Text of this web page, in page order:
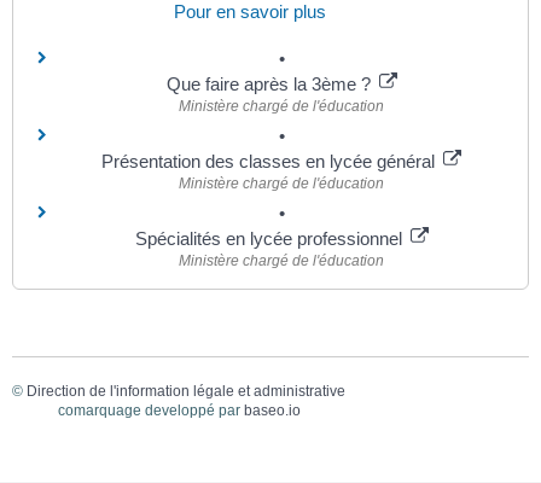
Pour en savoir plus
Que faire après la 3ème ?
Ministère chargé de l'éducation
Présentation des classes en lycée général
Ministère chargé de l'éducation
Spécialités en lycée professionnel
Ministère chargé de l'éducation
© Direction de l'information légale et administrative
comarquage developpé par baseo.io